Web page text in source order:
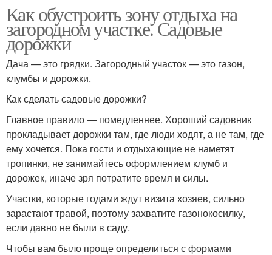
Как обустроить зону отдыха на
загородном участке. Садовые
дорожки
Дача — это грядки. Загородный участок — это газон,
клумбы и дорожки.
Как сделать садовые дорожки?
Главное правило — помедленнее. Хороший садовник
прокладывает дорожки там, где люди ходят, а не там, где
ему хочется. Пока гости и отдыхающие не наметят
тропинки, не занимайтесь оформлением клумб и
дорожек, иначе зря потратите время и силы.
Участки, которые годами ждут визита хозяев, сильно
зарастают травой, поэтому захватите газонокосилку,
если давно не были в саду.
Чтобы вам было проще определиться с формами